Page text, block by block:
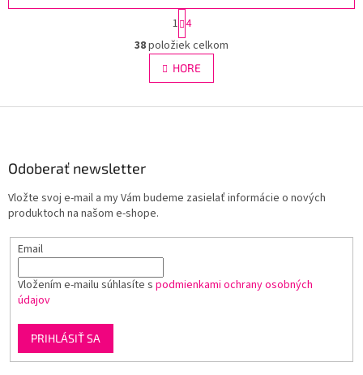
O
v
l
á
r
v
y
p
S
t
r
á
n
k
v
1 4
38položiek celkom
HORE
Odoberať newsletter
Vložte svoj e-mail a my Vám budeme zasielať informácie o nových
produktoch na našom e-shope.
Email
Vložením e-mailu súhlasíte s podmienkami ochrany osobných
údajov
PRIHLÁSIŤ SA